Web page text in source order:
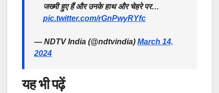
जख्मी हुए हैं और उनके हाथ और चेहरे पर…
pic.twitter.com/rGnPwyRYfc
— NDTV India (@ndtvindia) March 14,
2024
यह भी पढ़ें